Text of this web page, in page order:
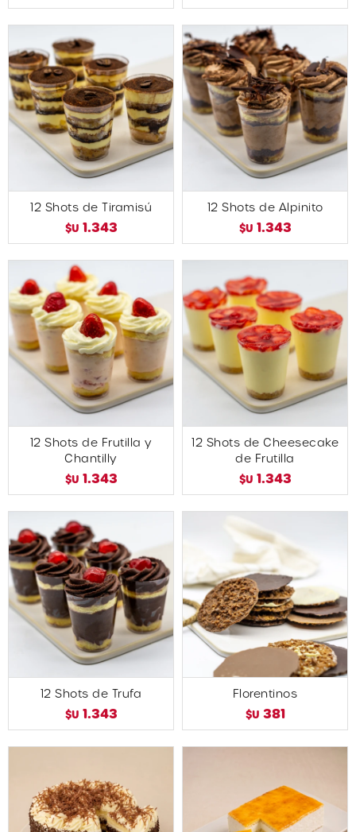
12 Shots de Tiramisú
$U 1.343
12 Shots de Alpinito
$U 1.343
12 Shots de Frutilla y
Chantilly
$U 1.343
12 Shots de Cheesecake
de Frutilla
$U 1.343
12 Shots de Trufa
$U 1.343
Florentinos
$U 381